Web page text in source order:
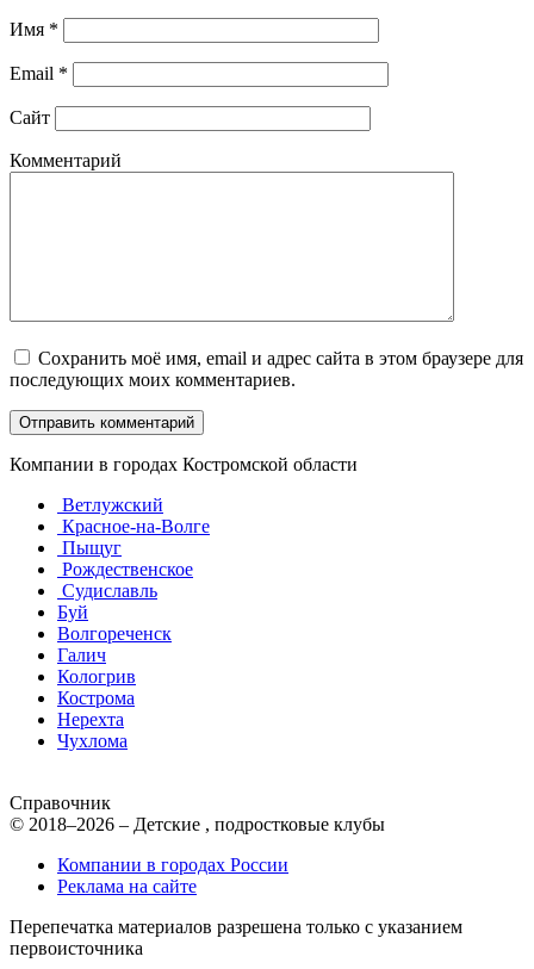
Имя *
Email *
Сайт
Комментарий
Сохранить моё имя, email и адрес сайта в этом браузере для
последующих моих комментариев.
Компании в городах Костромской области
Ветлужский
Красное-на-Волге
Пыщуг
Рождественское
Судиславль
Буй
Волгореченск
Галич
Кологрив
Кострома
Нерехта
Чухлома
Справочник
© 2018–2026 – Детские , подростковые клубы
Компании в городах России
Реклама на сайте
Перепечатка материалов разрешена только с указанием
первоисточника